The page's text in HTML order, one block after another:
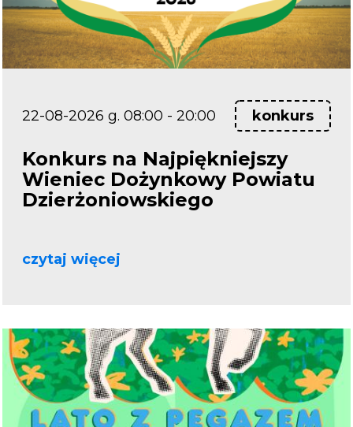
22-08-2026 g. 08:00 - 20:00 konkurs
Konkurs na Najpiękniejszy
Wieniec Dożynkowy Powiatu
Dzierżoniowskiego
czytaj więcej